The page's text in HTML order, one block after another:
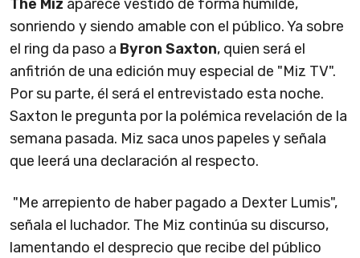
The Miz aparece vestido de forma humilde,
sonriendo y siendo amable con el público. Ya sobre
el ring da paso a Byron Saxton, quien será el
anfitrión de una edición muy especial de "Miz TV".
Por su parte, él será el entrevistado esta noche.
Saxton le pregunta por la polémica revelación de la
semana pasada. Miz saca unos papeles y señala
que leerá una declaración al respecto.
"Me arrepiento de haber pagado a Dexter Lumis",
señala el luchador. The Miz continúa su discurso,
lamentando el desprecio que recibe del público